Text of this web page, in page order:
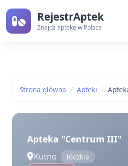
RejestrAptek
Znajdź aptekę w Polsce
Strona główna Apteki
Apteka "Centrum III"
Kutno łódzkie